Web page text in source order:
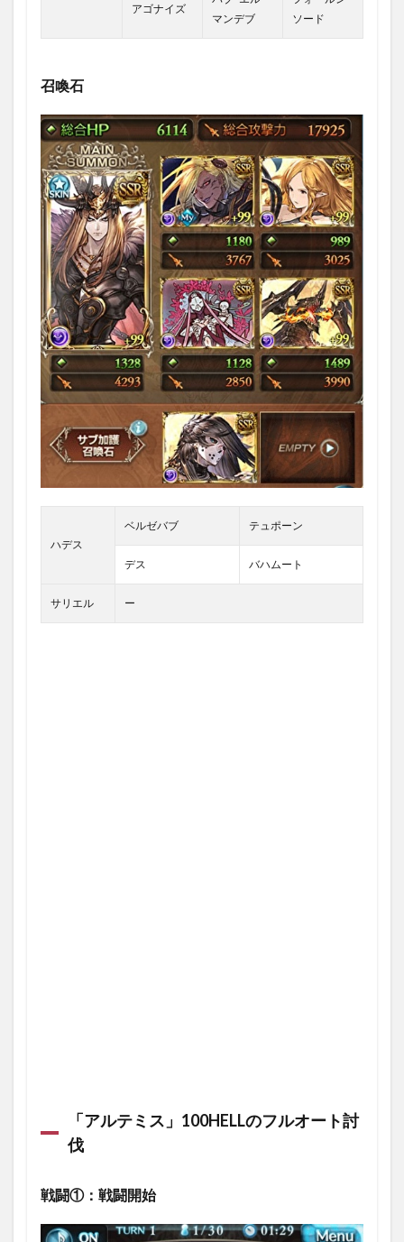
アゴナイズ
マンデブ
ソード
召喚石
ハデス
ベルゼバブ テュポーン
デス バハムート
サリエル ー
「アルテミス」100HELLのフルオート討
伐
戦闘①：戦闘開始